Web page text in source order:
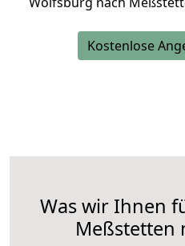
Kostenlose
Was wir Ihnen
Meßstetten